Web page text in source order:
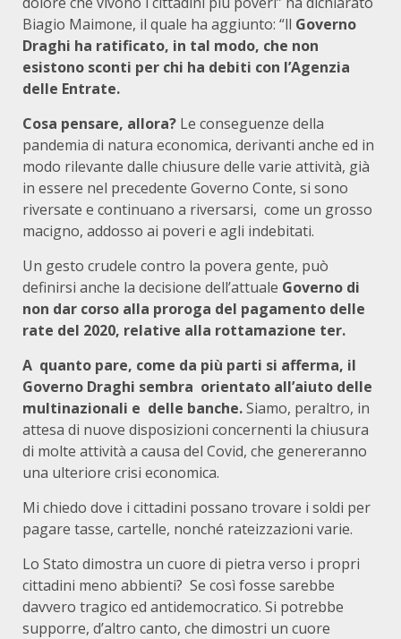
Biagio Maimone, il quale ha aggiunto: “ll Governo
Draghi ha ratificato, in tal modo, che non
esistono sconti per chi ha debiti con l’Agenzia
delle Entrate.
Cosa pensare, allora? Le conseguenze della
pandemia di natura economica, derivanti anche ed in
modo rilevante dalle chiusure delle varie attività, già
in essere nel precedente Governo Conte, si sono
riversate e continuano a riversarsi, come un grosso
macigno, addosso ai poveri e agli indebitati.
Un gesto crudele contro la povera gente, può
definirsi anche la decisione dell’attuale Governo di
non dar corso alla proroga del pagamento delle
rate del 2020, relative alla rottamazione ter.
A quanto pare, come da più parti si afferma, il
Governo Draghi sembra orientato all’aiuto delle
multinazionali e delle banche.Siamo, peraltro, in
attesa di nuove disposizioni concernenti la chiusura
di molte attività a causa del Covid, che genereranno
una ulteriore crisi economica.
Mi chiedo dove i cittadini possano trovare i soldi per
pagare tasse, cartelle, nonché rateizzazioni varie.
Lo Stato dimostra un cuore di pietra verso i propri
cittadini meno abbienti? Se così fosse sarebbe
davvero tragico ed antidemocratico. Si potrebbe
supporre, d’altro canto, che dimostri un cuore